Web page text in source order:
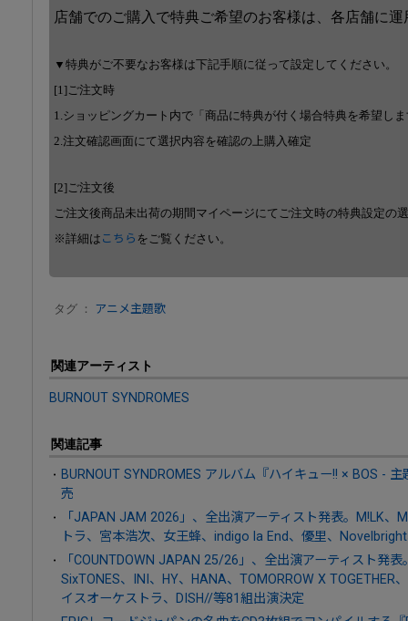
店舗でのご購入で特典ご希望のお客様は、各店舗に
▼特典がご不要なお客様は下記手順に従って設定してください。
[1]ご注文時
1.ショッピングカート内で「商品に特典が付く場合特典を希望し
2.注文確認画面にて選択内容を確認の上購入確定
[2]ご注文後
ご注文後商品未出荷の期間マイページにてご注文時の特典設定の
※詳細は こちら をご覧ください。
タグ ： アニメ主題歌
関連アーティスト
BURNOUT SYNDROMES
関連記事
BURNOUT SYNDROMES アルバム『ハイキュー!! × BOS -
売
「JAPAN JAM 2026」、全出演アーティスト発表。M!LK、
トラ、宮本浩次、女王蜂、indigo la End、優里、
「COUNTDOWN JAPAN 25/26」、全出演アーティスト発表
SixTONES、INI、HY、HANA、TOMORROW X TOGETHER
イスオーケストラ、DISH//等81組出演決定